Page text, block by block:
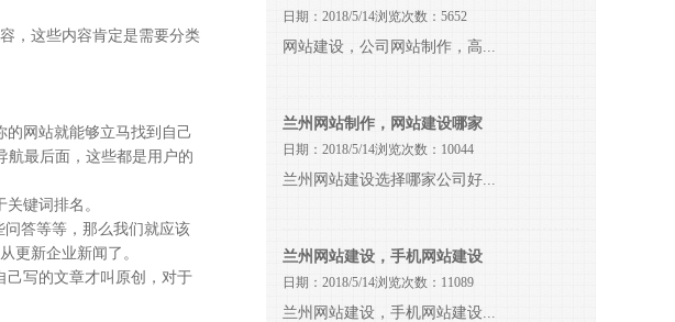
，这些内容肯定是需要分类
网站就能够立马找到自己
航最后面，这些都是用户的
键词排名。
答等等，那么我们就应该
更新企业新闻了。
己写的文章才叫原创，对于
日期：2018/5/14浏览次数：5652
网站建设，公司网站制作，高...
兰州网站制作，网站建设哪家
日期：2018/5/14浏览次数：10044
兰州网站建设选择哪家公司好...
兰州网站建设，手机网站建设
日期：2018/5/14浏览次数：11089
兰州网站建设，手机网站建设...